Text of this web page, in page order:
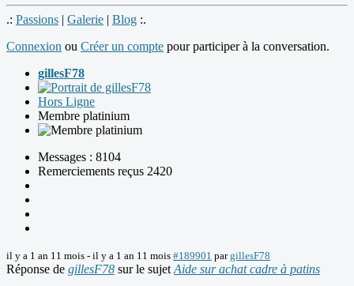
.: Passions | Galerie | Blog :.
Connexion ou Créer un compte pour participer à la conversation.
gillesF78
Hors Ligne
Membre platinium
Messages : 8104
Remerciements reçus 2420
il y a 1 an 11 mois - il y a 1 an 11 mois #189901 pargillesF78
Réponse de gillesF78 sur le sujet Aide sur achat cadre à patins